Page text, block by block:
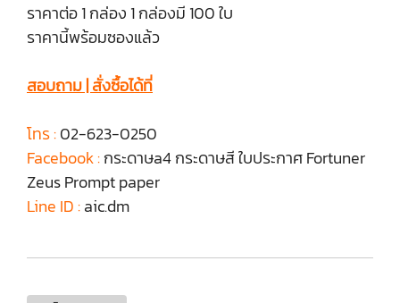
ราคาต่อ 1 กล่อง 1 กล่องมี 100 ใบ
ราคานี้พร้อมซองแล้ว
สอบถาม | สั่งซื้อได้ที่
โทร :02-623-0250
Facebook :กระดาษa4 กระดาษสี ใบประกาศ Fortuner
Zeus Prompt paper
Line ID :aic.dm